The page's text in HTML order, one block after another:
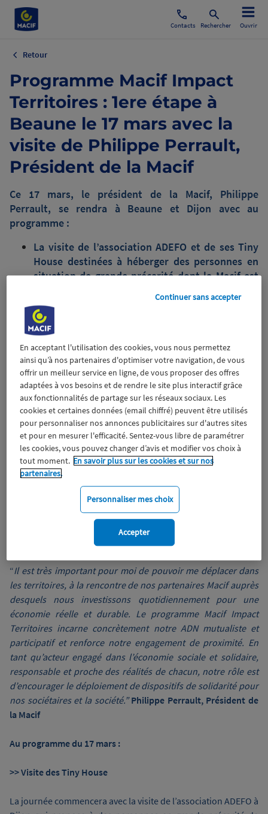
Contacts Rechercher Ouvrir
Retour
Programme Macif Impact
Territoires : 1ere étape à
Beaune le 17 mars avec la
visite de Philippe Perrault,
Président de la Macif
Ce 17 mars, le président de la Macif, Philippe
Perrault, se rendra à Beaune et Dijon avec au
programme :
La visite de l’association ADEFO et de ses Tiny
House destinées à héberger des personnes en
situation de grande précarité dont la Macif est
Une conférence pédagogique sur l’épargne
durable et responsable
L’inauguration de la nouvelle agence Macif à
Beaune,au 14bis, impasse Jean-Baptiste
Gambuten présence de Philippe Perrault,
Président de la Macif, d'Alain Suguenot, Maire de
Beaune, et de son adjointe Charlotte Fougere,
conseillère départementale de la Côte d'Or.
13 mars 2023
Institutionnel Engagement
“Il est très important pour moi de pouvoir me déplacer dans
les territoires, à la rencontre de nos partenaires Macif auprès
desquels nous investissons quotidiennement pour une
économie réelle et durable. Le programme Macif Impact
Territoires incarne concrètement notre ADN mutualiste et
participatif et renforce notre engagement de proximité. En
tant qu’acteur engagé dans l’économie sociale et solidaire,
responsable et proche des réalités de chacun, notre rôle est
d’encourager le déploiement de dispositifs de solidarité pour
nos sociétaires et la société.” Philippe Perrault, Président de
la Macif
Au programme du 17 mars :
>> Visite des Tiny House
La journée commencera avec la visite de l’association ADEFO à
En acceptant l'utilisation des cookies, vous nous permettez
ainsi qu’à nos partenaires d'optimiser votre navigation, de vous
offrir un meilleur service en ligne, de vous proposer des offres
adaptées à vos besoins et de rendre le site plus interactif grâce
aux fonctionnalités de partage sur les réseaux sociaux. Les
cookies et certaines données (email chiffré) peuvent être utilisés
pour personnaliser nos annonces publicitaires sur d'autres sites
et pour en mesurer l'efficacité. Sentez-vous libre de paramétrer
les cookies, vous pouvez changer d’avis et modifier vos choix à
tout moment. En savoir plus sur les cookies et sur nos
partenaires.
Personnaliser mes choix
Continuer sans accepter
Accepter